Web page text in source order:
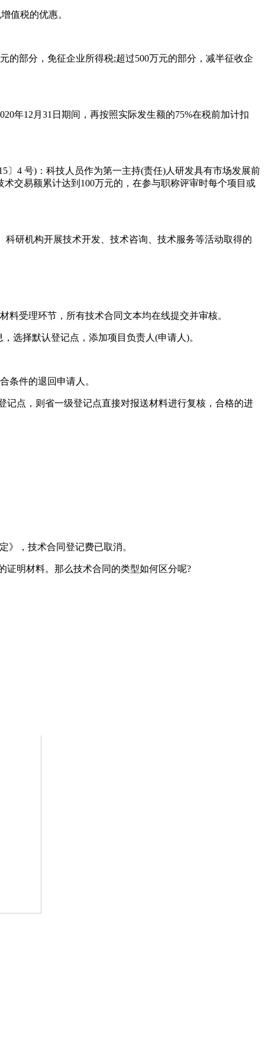
值税的优惠。
的部分，免征企业所得税;超过500万元的部分，减半征收企
年12月31日期间，再按照实际发生额的75%在税前加计扣
4 号)：科技人员作为第一主持(责任)人研发具有市场发展前
交易额累计达到100万元的，在参与职称评审时每个项目或
研机构开展技术开发、技术咨询、技术服务等活动取得的
料受理环节，所有技术合同文本均在线提交并审核。
选择默认登记点，添加项目负责人(申请人)。
条件的退回申请人。
点，则省一级登记点直接对报送材料进行复核，合格的进
》，技术合同登记费已取消。
证明材料。那么技术合同的类型如何区分呢?